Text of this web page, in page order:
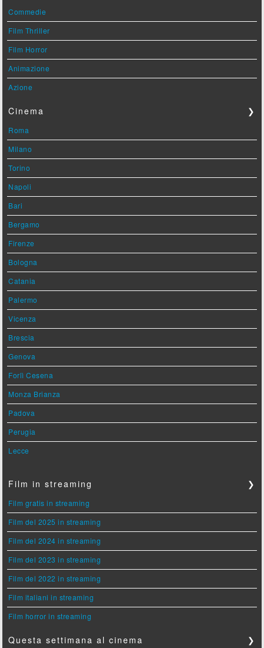
Commedie
Film Thriller
Film Horror
Animazione
Azione
Cinema ❯
Roma
Milano
Torino
Napoli
Bari
Bergamo
Firenze
Bologna
Catania
Palermo
Vicenza
Brescia
Genova
Forlì Cesena
Monza Brianza
Padova
Perugia
Lecce
Film in streaming ❯
Film gratis in streaming
Film del 2025 in streaming
Film del 2024 in streaming
Film del 2023 in streaming
Film del 2022 in streaming
Film italiani in streaming
Film horror in streaming
Questa settimana al cinema ❯